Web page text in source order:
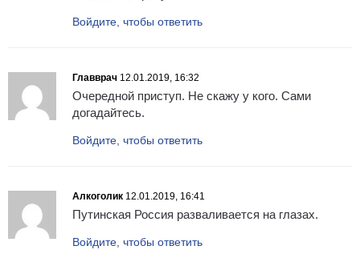
Войдите, чтобы ответить
Главврач 12.01.2019, 16:32
Очередной приступ. Не скажу у кого. Сами
догадайтесь.
Войдите, чтобы ответить
Алкоголик 12.01.2019, 16:41
Путинская Россия разваливается на глазах.
Войдите, чтобы ответить